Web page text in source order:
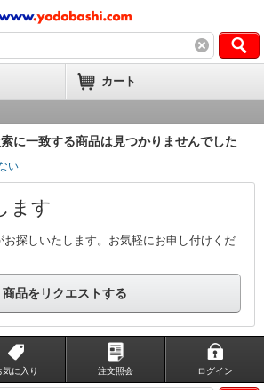
カート
に一致する商品は見つかりませんでした
い
ます
お探しいたします。お気軽にお申し付けくだ
商品をリクエストする
気に入り 注文照会 ログイン